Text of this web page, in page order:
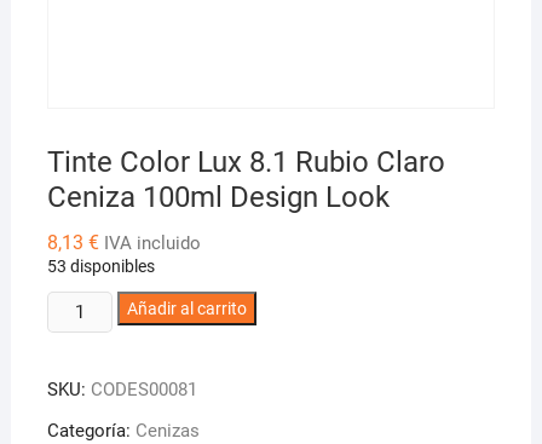
Tinte Color Lux 8.1 Rubio Claro
Ceniza 100ml Design Look
8,13 € IVA incluido
53 disponibles
Tinte
Color
8.1
Rubio
Añadir al carrito
SKU: CODES00081
Categoría: Cenizas